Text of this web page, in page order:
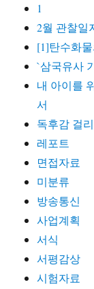
1
2월 관찰일
[1]탄수화
`삼국유사
내 아이를
서
독후감 걸
레포트
면접자료
미분류
방송통신
사업계획
서식
서평감상
시험자료